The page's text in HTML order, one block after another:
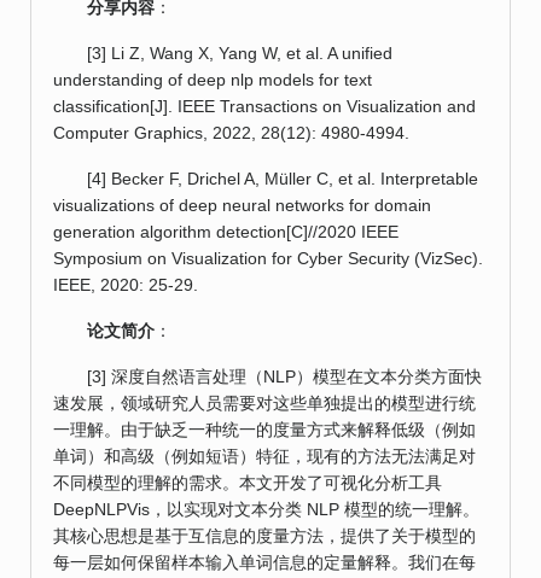
分享内容 ：
[3] Li Z, Wang X, Yang W, et al. A unified
understanding of deep nlp models for text
classification[J]. IEEE Transactions on Visualization and
Computer Graphics, 2022, 28(12): 4980-4994.
[4] Becker F, Drichel A, Müller C, et al. Interpretable
visualizations of deep neural networks for domain
generation algorithm detection[C]//2020 IEEE
Symposium on Visualization for Cyber Security (VizSec).
IEEE, 2020: 25-29.
论文简介 ：
[3] 深度自然语言处理（NLP）模型在文本分类方面快
速发展，领域研究人员需要对这些单独提出的模型进行统
一理解。由于缺乏一种统一的度量方式来解释低级（例如
单词）和高级（例如短语）特征，现有的方法无法满足对
不同模型的理解的需求。本文开发了可视化分析工具
DeepNLPVis，以实现对文本分类 NLP 模型的统一理解。
其核心思想是基于互信息的度量方法，提供了关于模型的
每一层如何保留样本输入单词信息的定量解释。我们在每